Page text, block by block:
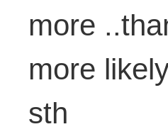
more
more
sth